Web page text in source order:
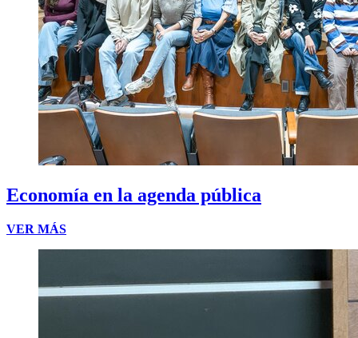
Economía en la agenda pública
VER MÁS